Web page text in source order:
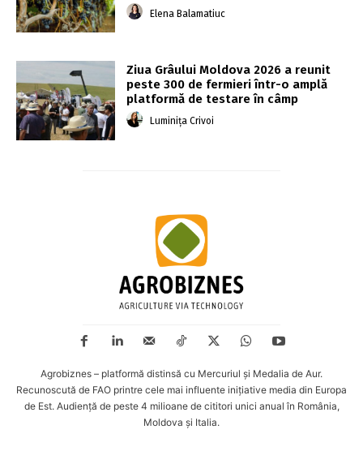
Elena Balamatiuc
Ziua Grâului Moldova 2026 a reunit
peste 300 de fermieri într-o amplă
platformă de testare în câmp
Luminița Crivoi
Agrobiznes – platformă distinsă cu Mercuriul și Medalia de Aur.
Recunoscută de FAO printre cele mai influente inițiative media din Europa
de Est. Audiență de peste 4 milioane de cititori unici anual în România,
Moldova și Italia.